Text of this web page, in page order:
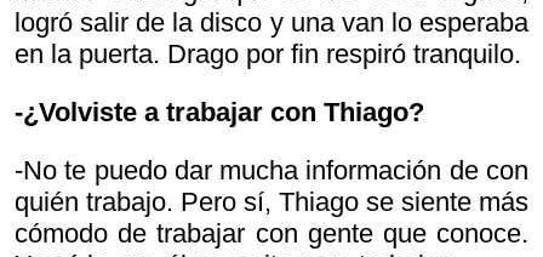
logró salir de la disco y una van lo esperaba
en la puerta. Drago por fin respiró tranquilo.
-¿Volviste a trabajar con Thiago?
-No te puedo dar mucha información de con
quién trabajo. Pero sí, Thiago se siente más
cómodo de trabajar con gente que conoce.